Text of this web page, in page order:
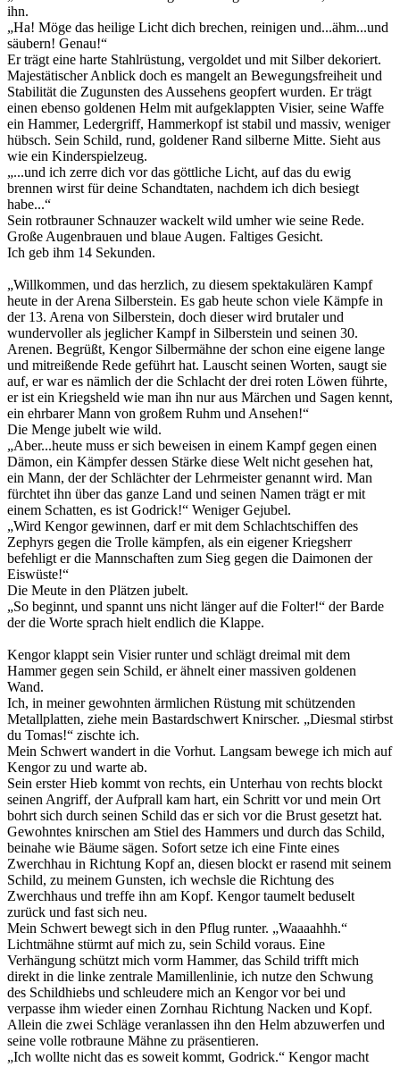
ihn.
„Ha! Möge das heilige Licht dich brechen, reinigen und...ähm...und
säubern! Genau!“
Er trägt eine harte Stahlrüstung, vergoldet und mit Silber dekoriert.
Majestätischer Anblick doch es mangelt an Bewegungsfreiheit und
Stabilität die Zugunsten des Aussehens geopfert wurden. Er trägt
einen ebenso goldenen Helm mit aufgeklappten Visier, seine Waffe
ein Hammer, Ledergriff, Hammerkopf ist stabil und massiv, weniger
hübsch. Sein Schild, rund, goldener Rand silberne Mitte. Sieht aus
wie ein Kinderspielzeug.
„...und ich zerre dich vor das göttliche Licht, auf das du ewig
brennen wirst für deine Schandtaten, nachdem ich dich besiegt
habe...“
Sein rotbrauner Schnauzer wackelt wild umher wie seine Rede.
Große Augenbrauen und blaue Augen. Faltiges Gesicht.
Ich geb ihm 14 Sekunden.
„Willkommen, und das herzlich, zu diesem spektakulären Kampf
heute in der Arena Silberstein. Es gab heute schon viele Kämpfe in
der 13. Arena von Silberstein, doch dieser wird brutaler und
wundervoller als jeglicher Kampf in Silberstein und seinen 30.
Arenen. Begrüßt, Kengor Silbermähne der schon eine eigene lange
und mitreißende Rede geführt hat. Lauscht seinen Worten, saugt sie
auf, er war es nämlich der die Schlacht der drei roten Löwen führte,
er ist ein Kriegsheld wie man ihn nur aus Märchen und Sagen kennt,
ein ehrbarer Mann von großem Ruhm und Ansehen!“
Die Menge jubelt wie wild.
„Aber...heute muss er sich beweisen in einem Kampf gegen einen
Dämon, ein Kämpfer dessen Stärke diese Welt nicht gesehen hat,
ein Mann, der der Schlächter der Lehrmeister genannt wird. Man
fürchtet ihn über das ganze Land und seinen Namen trägt er mit
einem Schatten, es ist Godrick!“ Weniger Gejubel.
„Wird Kengor gewinnen, darf er mit dem Schlachtschiffen des
Zephyrs gegen die Trolle kämpfen, als ein eigener Kriegsherr
befehligt er die Mannschaften zum Sieg gegen die Daimonen der
Eiswüste!“
Die Meute in den Plätzen jubelt.
„So beginnt, und spannt uns nicht länger auf die Folter!“ der Barde
der die Worte sprach hielt endlich die Klappe.
Kengor klappt sein Visier runter und schlägt dreimal mit dem
Hammer gegen sein Schild, er ähnelt einer massiven goldenen
Wand.
Ich, in meiner gewohnten ärmlichen Rüstung mit schützenden
Metallplatten, ziehe mein Bastardschwert Knirscher. „Diesmal stirbst
du Tomas!“ zischte ich.
Mein Schwert wandert in die Vorhut. Langsam bewege ich mich auf
Kengor zu und warte ab.
Sein erster Hieb kommt von rechts, ein Unterhau von rechts blockt
seinen Angriff, der Aufprall kam hart, ein Schritt vor und mein Ort
bohrt sich durch seinen Schild das er sich vor die Brust gesetzt hat.
Gewohntes knirschen am Stiel des Hammers und durch das Schild,
beinahe wie Bäume sägen. Sofort setze ich eine Finte eines
Zwerchhau in Richtung Kopf an, diesen blockt er rasend mit seinem
Schild, zu meinem Gunsten, ich wechsle die Richtung des
Zwerchhaus und treffe ihn am Kopf. Kengor taumelt beduselt
zurück und fast sich neu.
Mein Schwert bewegt sich in den Pflug runter. „Waaaahhh.“
Lichtmähne stürmt auf mich zu, sein Schild voraus. Eine
Verhängung schützt mich vorm Hammer, das Schild trifft mich
direkt in die linke zentrale Mamillenlinie, ich nutze den Schwung
des Schildhiebs und schleudere mich an Kengor vor bei und
verpasse ihm wieder einen Zornhau Richtung Nacken und Kopf.
Allein die zwei Schläge veranlassen ihn den Helm abzuwerfen und
seine volle rotbraune Mähne zu präsentieren.
„Ich wollte nicht das es soweit kommt, Godrick.“ Kengor macht